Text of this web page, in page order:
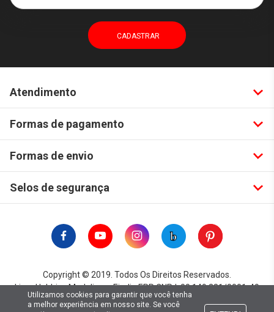
Atendimento
Formas de pagamento
Formas de envio
Selos de segurança
Copyright © 2019. Todos Os Direitos Reservados.
Lima Hobbies Modelismo Eireli - EPP CNPJ: 00.149.281/0001-49
Utilizamos cookies para garantir que você tenha
a melhor experiência em nosso site. Se você